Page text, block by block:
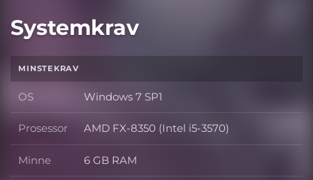
Systemkrav
MINSTEKRAV
OS OS
Windows 7 SP1
Prosessor Prosessor
AMD FX-8350 (Intel i5-3570)
Minne Minne
6 GB RAM